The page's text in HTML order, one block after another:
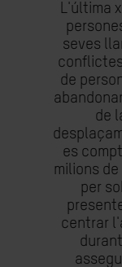
L'última
seves
de
de
es
milions
per
centrar